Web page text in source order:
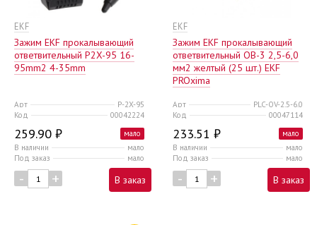
EKF
Зажим EKF прокалывающий
ответвительный P2X-95 16-
95mm2 4-35mm
Арт
P-2X-95
Код
00042224
259.90 ₽
мало
В наличии
мало
Под заказ
мало
- + В заказ
EKF
Зажим EKF прокалывающий
ответвительный ОВ-3 2,5-6,0
мм2 желтый (25 шт.) EKF
PROxima
Арт
PLC-OV-2.5-6.0
Код
00047114
233.51 ₽
мало
В наличии
мало
Под заказ
мало
- + В заказ